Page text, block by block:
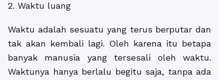
2. Waktu luang
Waktu adalah sesuatu yang terus berputar dan
tak akan kembali lagi. Oleh karena itu betapa
banyak manusia yang tersesali oleh waktu.
Waktunya hanya berlalu begitu saja, tanpa ada